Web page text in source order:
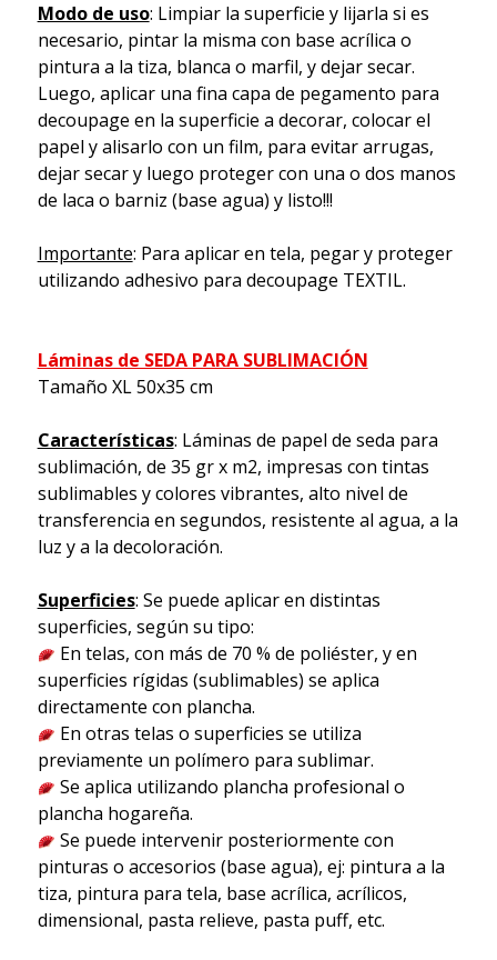
Modo de uso: Limpiar la superficie y lijarla si es
necesario, pintar la misma con base acrílica o
pintura a la tiza, blanca o marfil, y dejar secar.
Luego, aplicar una fina capa de pegamento para
decoupage en la superficie a decorar, colocar el
papel y alisarlo con un film, para evitar arrugas,
dejar secar y luego proteger con una o dos manos
de laca o barniz (base agua) y listo!!!
Importante: Para aplicar en tela, pegar y proteger
utilizando adhesivo para decoupage TEXTIL.
Láminas de SEDA PARA SUBLIMACIÓN
Tamaño XL 50x35 cm
Características: Láminas de papel de seda para
sublimación, de 35 gr x m2, impresas con tintas
sublimables y colores vibrantes, alto nivel de
transferencia en segundos, resistente al agua, a la
luz y a la decoloración.
Superficies: Se puede aplicar en distintas
superficies, según su tipo:
En telas, con más de 70 % de poliéster, y en
superficies rígidas (sublimables) se aplica
directamente con plancha.
En otras telas o superficies se utiliza
previamente un polímero para sublimar.
Se aplica utilizando plancha profesional o
plancha hogareña.
Se puede intervenir posteriormente con
pinturas o accesorios (base agua), ej: pintura a la
tiza, pintura para tela, base acrílica, acrílicos,
dimensional, pasta relieve, pasta puff, etc.